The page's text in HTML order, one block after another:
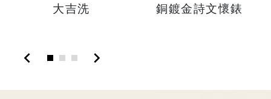
大吉洗 銅鍍金詩文懷錶
chevron_left chevron_right